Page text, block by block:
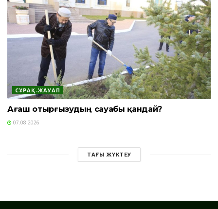
СҰРАҚ-ЖАУАП
Ағаш отырғызудың сауабы қандай?
07.08.2026
ТАҒЫ ЖҮКТЕУ